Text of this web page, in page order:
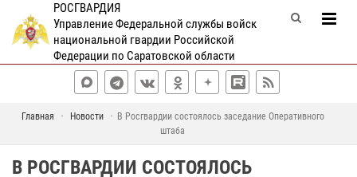
РОСГВАРДИЯ
Управление Федеральной службы войск
национальной гвардии Российской
Федерации по Саратовской области
Главная Новости
В Росгвардии состоялось заседание Оперативного
штаба
В РОСГВАРДИИ СОСТОЯЛОСЬ